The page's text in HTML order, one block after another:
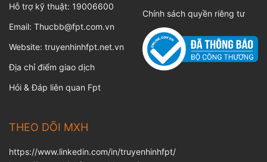
Hỗ trợ kỹ thuật: 19006600
Email: Thucbb@fpt.com.vn
Website: truyenhinhfpt.net.vn
Địa chỉ điểm giao dịch
Hỏi & Đáp liên quan Fpt
Chính sách quyền riêng tư
THEO DÕI MXH
https://www.linkedin.com/in/truyenhinhfpt/